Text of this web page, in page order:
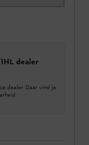
dealer
dealer. Daar vind je